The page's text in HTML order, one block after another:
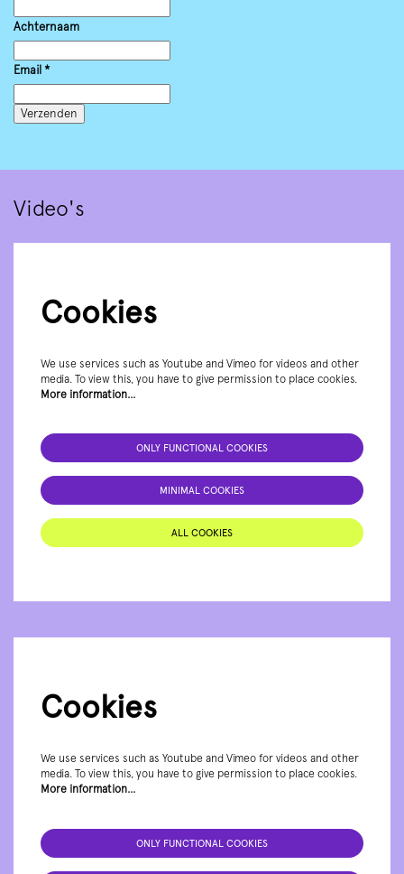
Achternaam
Email *
Verzenden
Video's
Cookies
We use services such as Youtube and Vimeo for videos and other
media. To view this, you have to give permission to place cookies.
More information…
ONLY FUNCTIONAL COOKIES
MINIMAL COOKIES
ALL COOKIES
Cookies
We use services such as Youtube and Vimeo for videos and other
media. To view this, you have to give permission to place cookies.
More information…
ONLY FUNCTIONAL COOKIES